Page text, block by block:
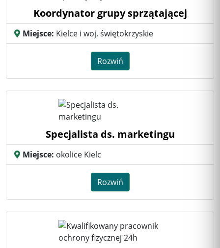
Koordynator grupy sprzątającej
Miejsce: Kielce i woj. świętokrzyskie
Rozwiń
Specjalista ds. marketingu
Miejsce: okolice Kielc
Rozwiń